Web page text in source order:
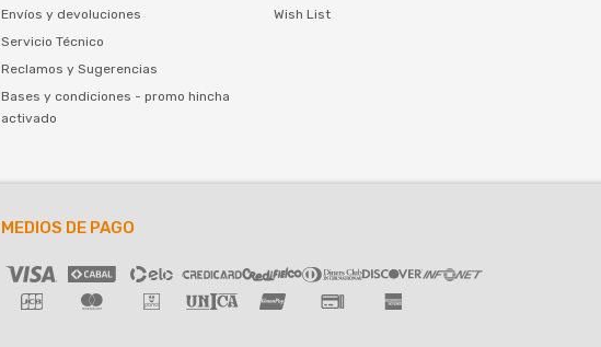
Envíos y devoluciones
Servicio Técnico
Reclamos y Sugerencias
Bases y condiciones - promo hincha
activado
Wish List
MEDIOS DE PAGO